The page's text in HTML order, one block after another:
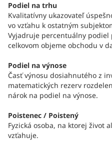
Podiel na trhu
Kvalitatívny ukazovateľ
vo vzťahu k ostatným
Vyjadruje percentuálny
celkovom objeme obchodu v
Podiel na výnose
Časť výnosu dosiahnutého z
matematických rezerv
nárok na podiel na výnose.
Poistenec / Poistený
Fyzická osoba, na ktorej život
vzťahuje.